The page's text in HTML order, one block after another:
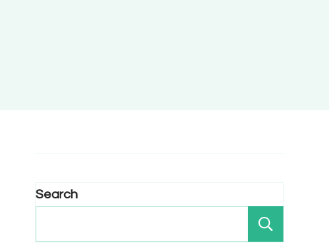
Search